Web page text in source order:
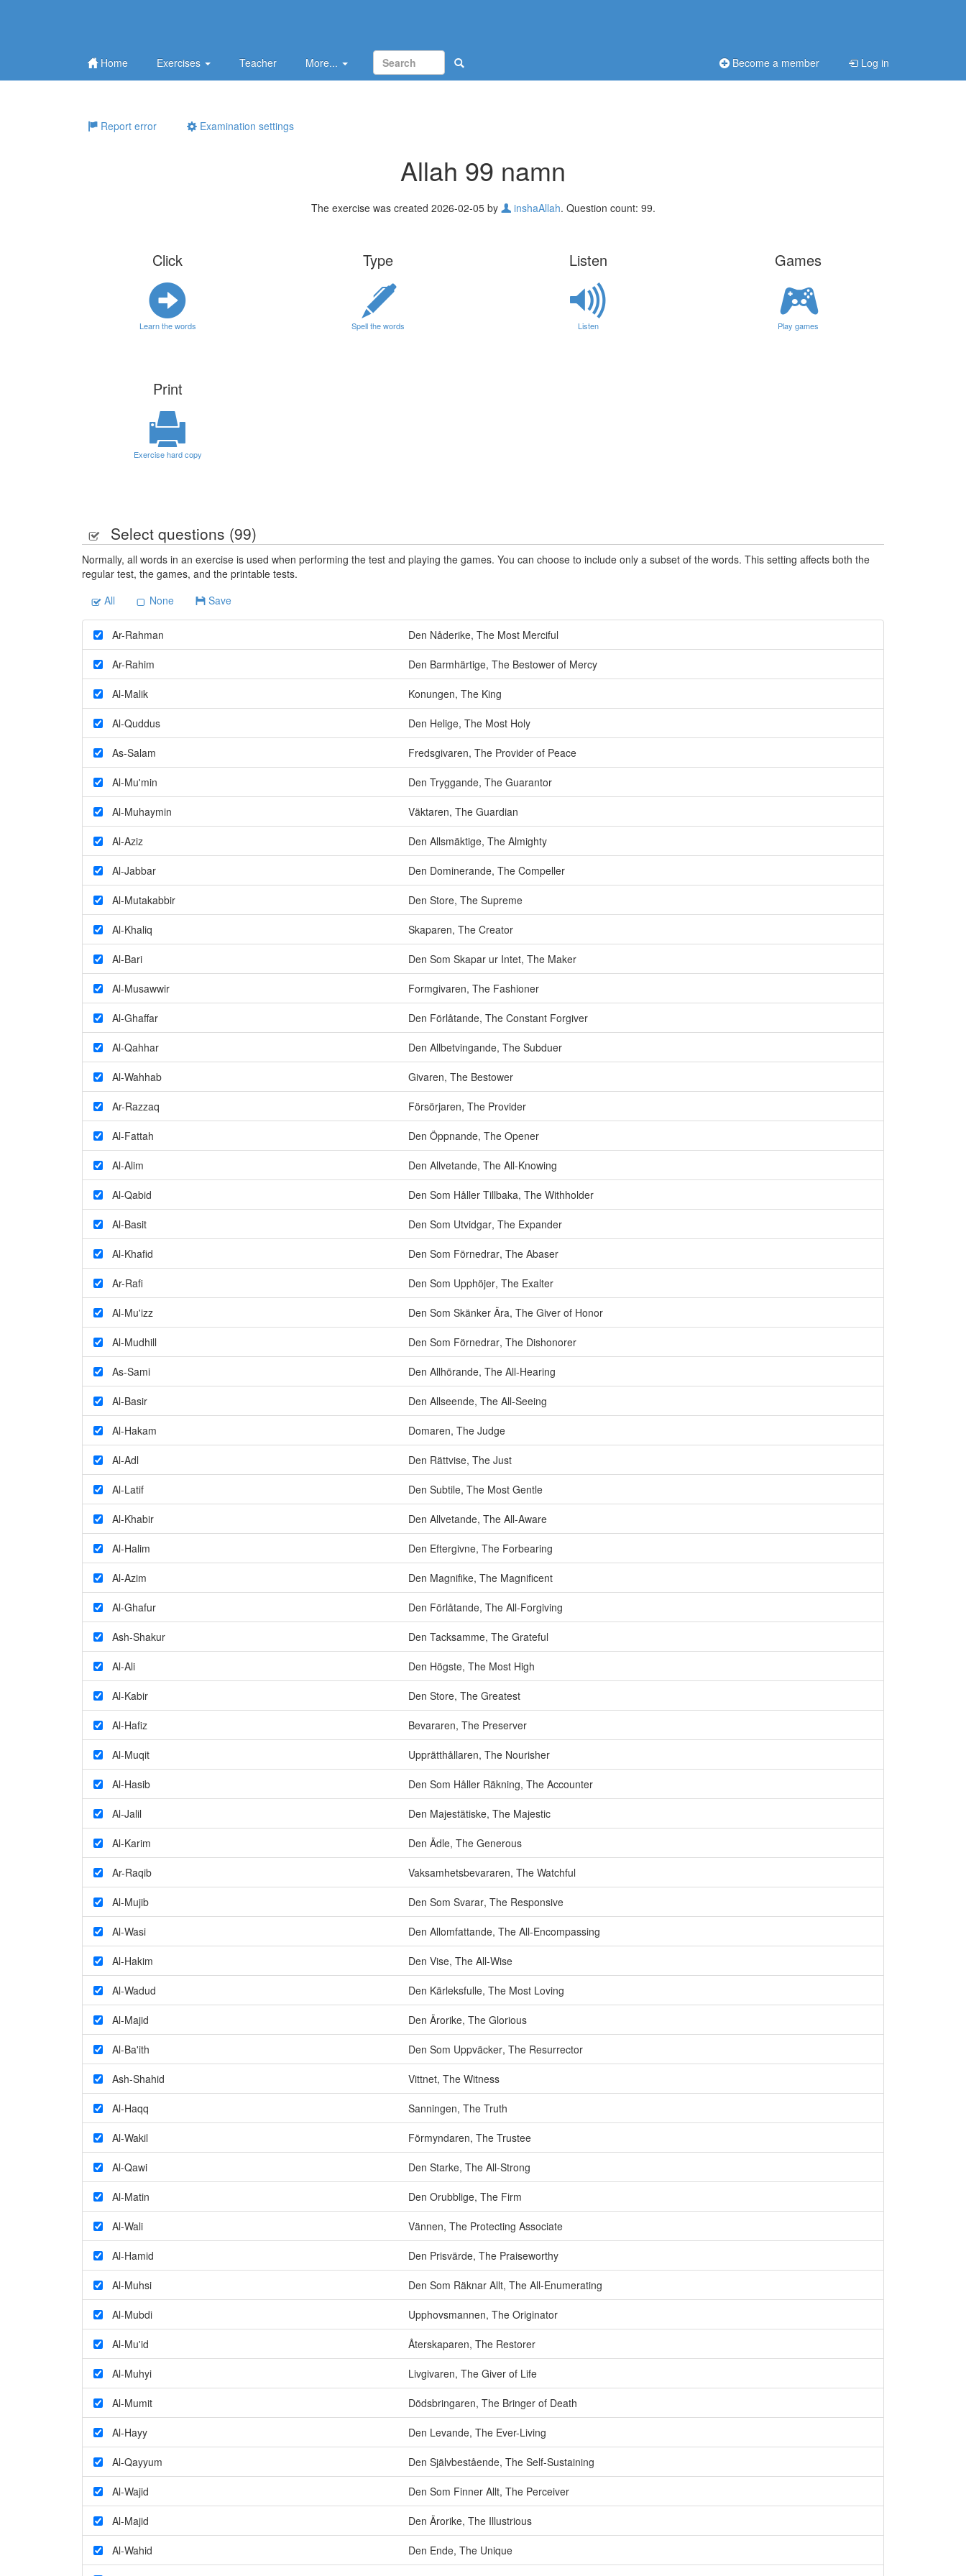
Home Exercises Teacher More... Become a member Log in
Report error Examination settings
Allah 99 namn
The exercise was created 2026-02-05 by inshaAllah. Question count: 99.
Click
Learn the words
Type
Spell the words
Listen
Listen
Games
Play games
Print
Exercise hard copy
Select questions (99)
Normally, all words in an exercise is used when performing the test and playing the games. You can choose to include only a subset of the words. This setting affects both the
regular test, the games, and the printable tests.
All
None Save
Ar-Rahman Den Nåderike, The Most Merciful
Ar-Rahim Den Barmhärtige, The Bestower of Mercy
Al-Malik Konungen, The King
Al-Quddus Den Helige, The Most Holy
As-Salam Fredsgivaren, The Provider of Peace
Al-Mu'min Den Tryggande, The Guarantor
Al-Muhaymin Väktaren, The Guardian
Al-Aziz Den Allsmäktige, The Almighty
Al-Jabbar Den Dominerande, The Compeller
Al-Mutakabbir Den Store, The Supreme
Al-Khaliq Skaparen, The Creator
Al-Bari Den Som Skapar ur Intet, The Maker
Al-Musawwir Formgivaren, The Fashioner
Al-Ghaffar Den Förlåtande, The Constant Forgiver
Al-Qahhar Den Allbetvingande, The Subduer
Al-Wahhab Givaren, The Bestower
Ar-Razzaq Försörjaren, The Provider
Al-Fattah Den Öppnande, The Opener
Al-Alim Den Allvetande, The All-Knowing
Al-Qabid Den Som Håller Tillbaka, The Withholder
Al-Basit Den Som Utvidgar, The Expander
Al-Khafid Den Som Förnedrar, The Abaser
Ar-Rafi Den Som Upphöjer, The Exalter
Al-Mu'izz Den Som Skänker Ära, The Giver of Honor
Al-Mudhill Den Som Förnedrar, The Dishonorer
As-Sami Den Allhörande, The All-Hearing
Al-Basir Den Allseende, The All-Seeing
Al-Hakam Domaren, The Judge
Al-Adl Den Rättvise, The Just
Al-Latif Den Subtile, The Most Gentle
Al-Khabir Den Allvetande, The All-Aware
Al-Halim Den Eftergivne, The Forbearing
Al-Azim Den Magnifike, The Magnificent
Al-Ghafur Den Förlåtande, The All-Forgiving
Ash-Shakur Den Tacksamme, The Grateful
Al-Ali Den Högste, The Most High
Al-Kabir Den Store, The Greatest
Al-Hafiz Bevararen, The Preserver
Al-Muqit Upprätthållaren, The Nourisher
Al-Hasib Den Som Håller Räkning, The Accounter
Al-Jalil Den Majestätiske, The Majestic
Al-Karim Den Ädle, The Generous
Ar-Raqib Vaksamhetsbevararen, The Watchful
Al-Mujib Den Som Svarar, The Responsive
Al-Wasi Den Allomfattande, The All-Encompassing
Al-Hakim Den Vise, The All-Wise
Al-Wadud Den Kärleksfulle, The Most Loving
Al-Majid Den Ärorike, The Glorious
Al-Ba'ith Den Som Uppväcker, The Resurrector
Ash-Shahid Vittnet, The Witness
Al-Haqq Sanningen, The Truth
Al-Wakil Förmyndaren, The Trustee
Al-Qawi Den Starke, The All-Strong
Al-Matin Den Orubblige, The Firm
Al-Wali Vännen, The Protecting Associate
Al-Hamid Den Prisvärde, The Praiseworthy
Al-Muhsi Den Som Räknar Allt, The All-Enumerating
Al-Mubdi Upphovsmannen, The Originator
Al-Mu'id Återskaparen, The Restorer
Al-Muhyi Livgivaren, The Giver of Life
Al-Mumit Dödsbringaren, The Bringer of Death
Al-Hayy Den Levande, The Ever-Living
Al-Qayyum Den Självbestående, The Self-Sustaining
Al-Wajid Den Som Finner Allt, The Perceiver
Al-Majid Den Ärorike, The Illustrious
Al-Wahid Den Ende, The Unique